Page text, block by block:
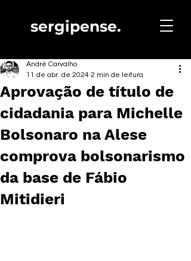
sergipense.
Aprovação de título de
cidadania para Michelle
Bolsonaro na Alese
comprova bolsonarismo
da base de Fábio
Mitidieri
André Carvalho
11 de abr. de 2024 2 min de leitura